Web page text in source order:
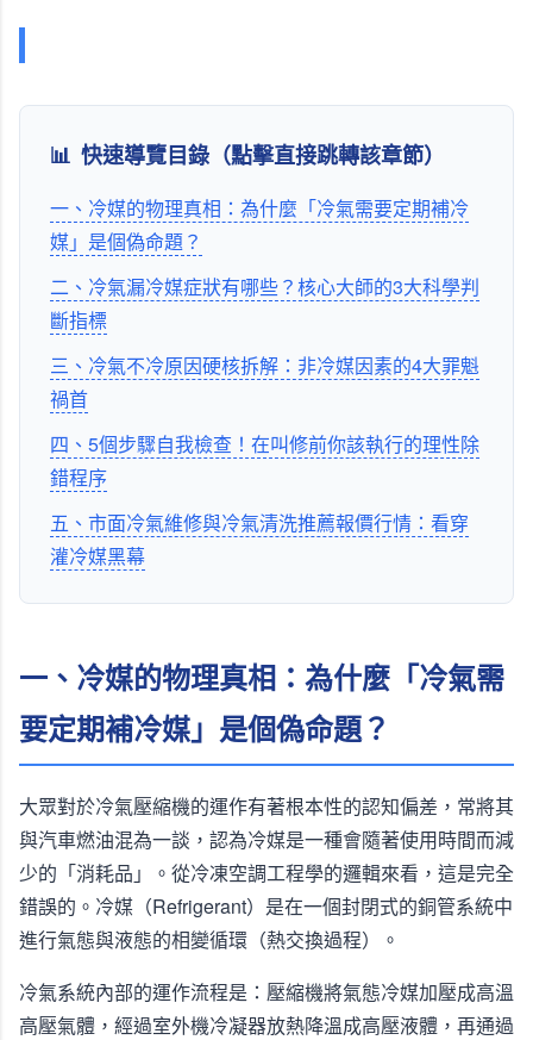
📊 快速導覽目錄（點擊直接跳轉該章節）
一、冷媒的物理真相：為什麼「冷氣需要定期補冷
媒」是個偽命題？
二、冷氣漏冷媒症狀有哪些？核心大師的3大科學判
斷指標
三、冷氣不冷原因硬核拆解：非冷媒因素的4大罪魁
禍首
四、5個步驟自我檢查！在叫修前你該執行的理性除
錯程序
五、市面冷氣維修與冷氣清洗推薦報價行情：看穿
灌冷媒黑幕
一、冷媒的物理真相：為什麼「冷氣需
要定期補冷媒」是個偽命題？
大眾對於冷氣壓縮機的運作有著根本性的認知偏差，常將其
與汽車燃油混為一談，認為冷媒是一種會隨著使用時間而減
少的「消耗品」。從冷凍空調工程學的邏輯來看，這是完全
錯誤的。冷媒（Refrigerant）是在一個封閉式的銅管系統中
進行氣態與液態的相變循環（熱交換過程）。
冷氣系統內部的運作流程是：壓縮機將氣態冷媒加壓成高溫
高壓氣體，經過室外機冷凝器放熱降溫成高壓液體，再通過